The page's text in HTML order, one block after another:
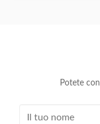
as paper feeding,
Potete